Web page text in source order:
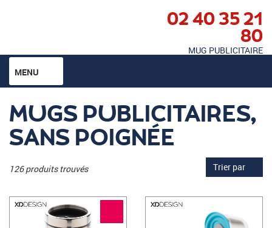
02 40 35 21
80
MUG PUBLICITAIRE
MENU
MUGS PUBLICITAIRES,
SANS POIGNÉE
126 produits trouvés Trier par